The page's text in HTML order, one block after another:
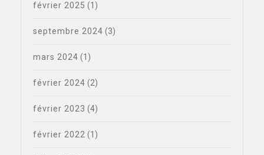
février 2025 (1)
septembre 2024 (3)
mars 2024 (1)
février 2024 (2)
février 2023 (4)
février 2022 (1)